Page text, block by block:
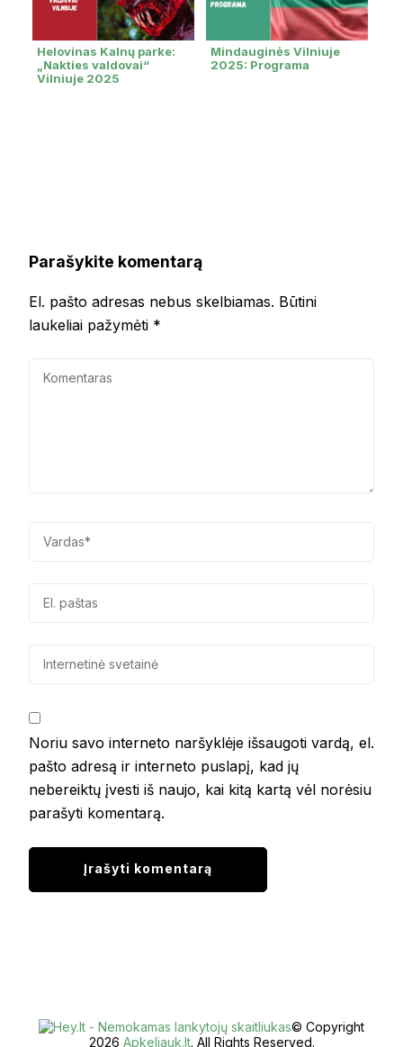
Helovinas Kalnų parke:
„Nakties valdovai“
Vilniuje 2025
Mindauginės Vilniuje
2025: Programa
Parašykite komentarą
El. pašto adresas nebus skelbiamas. Būtini
laukeliai pažymėti *
Noriu savo interneto naršyklėje išsaugoti vardą, el.
pašto adresą ir interneto puslapį, kad jų
nebereiktų įvesti iš naujo, kai kitą kartą vėl norėsiu
parašyti komentarą.
© Copyright
2026 Apkeliauk.lt. All Rights Reserved.